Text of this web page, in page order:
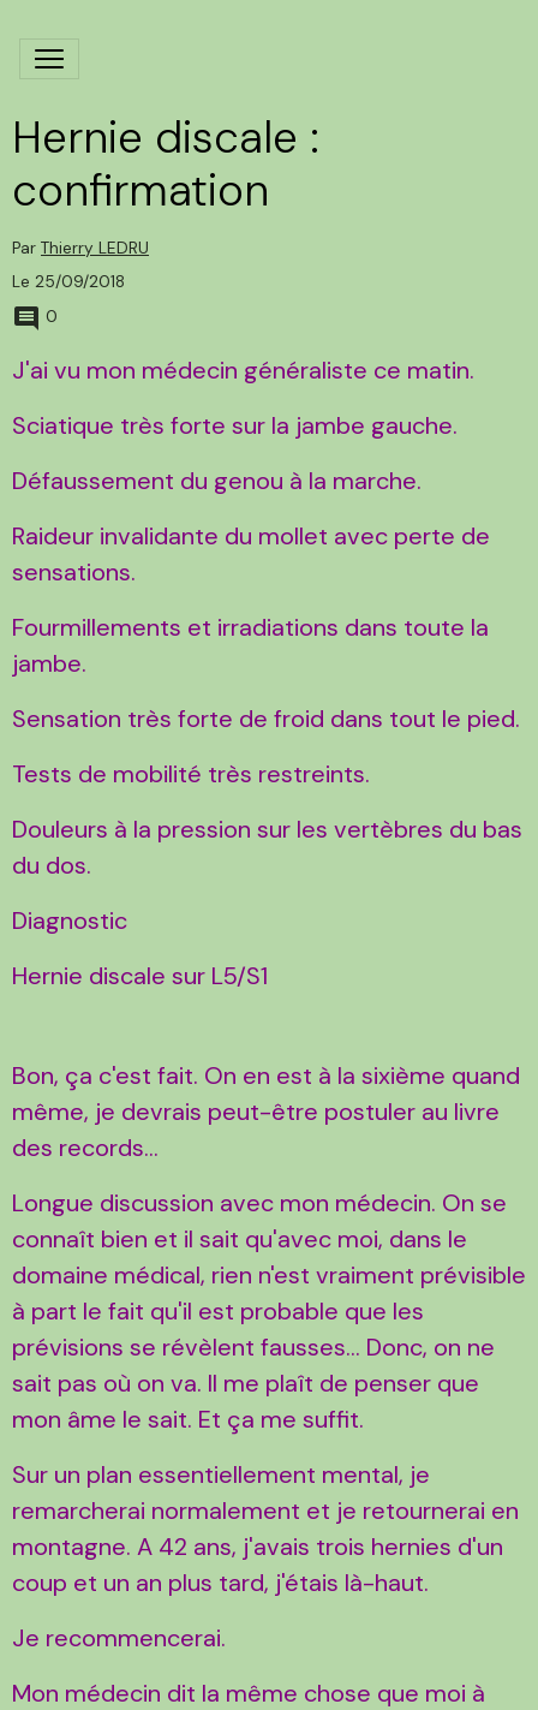
Hernie discale :
confirmation
Par Thierry LEDRU
Le 25/09/2018
0
J'ai vu mon médecin généraliste ce matin.
Sciatique très forte sur la jambe gauche.
Défaussement du genou à la marche.
Raideur invalidante du mollet avec perte de
sensations.
Fourmillements et irradiations dans toute la
jambe.
Sensation très forte de froid dans tout le pied.
Tests de mobilité très restreints.
Douleurs à la pression sur les vertèbres du bas
du dos.
Diagnostic
Hernie discale sur L5/S1
Bon, ça c'est fait. On en est à la sixième quand
même, je devrais peut-être postuler au livre
des records...
Longue discussion avec mon médecin. On se
connaît bien et il sait qu'avec moi, dans le
domaine médical, rien n'est vraiment prévisible
à part le fait qu'il est probable que les
prévisions se révèlent fausses... Donc, on ne
sait pas où on va. Il me plaît de penser que
mon âme le sait. Et ça me suffit.
Sur un plan essentiellement mental, je
remarcherai normalement et je retournerai en
montagne. A 42 ans, j'avais trois hernies d'un
coup et un an plus tard, j'étais là-haut.
Je recommencerai.
Mon médecin dit la même chose que moi à